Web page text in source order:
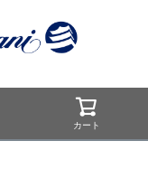
カート